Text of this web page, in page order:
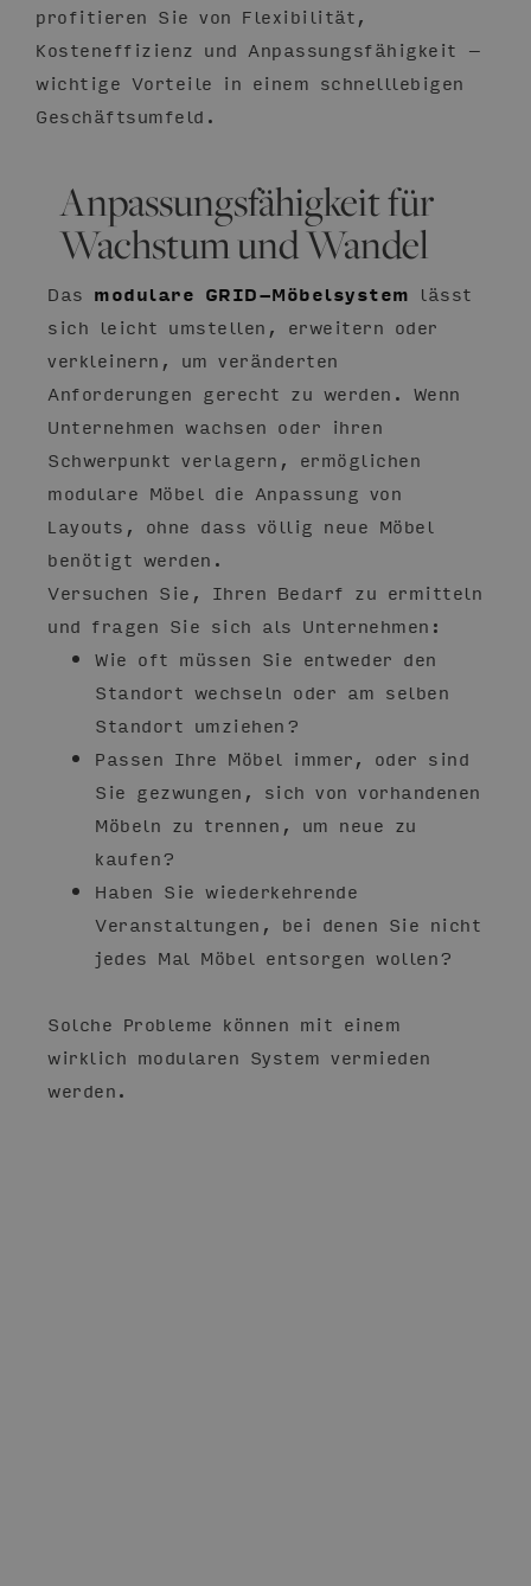
profitieren Sie von Flexibilität,
Kosteneffizienz und Anpassungsfähigkeit –
wichtige Vorteile in einem schnelllebigen
Geschäftsumfeld.
Anpassungsfähigkeit für
Wachstum und Wandel
Das modulare GRID-Möbelsystem lässt
sich leicht umstellen, erweitern oder
verkleinern, um veränderten
Anforderungen gerecht zu werden. Wenn
Unternehmen wachsen oder ihren
Schwerpunkt verlagern, ermöglichen
modulare Möbel die Anpassung von
Layouts, ohne dass völlig neue Möbel
benötigt werden.
Versuchen Sie, Ihren Bedarf zu ermitteln
und fragen Sie sich als Unternehmen:
Wie oft müssen Sie entweder den
Standort wechseln oder am selben
Standort umziehen?
Passen Ihre Möbel immer, oder sind
Sie gezwungen, sich von vorhandenen
Möbeln zu trennen, um neue zu
kaufen?
Haben Sie wiederkehrende
Veranstaltungen, bei denen Sie nicht
jedes Mal Möbel entsorgen wollen?
Solche Probleme können mit einem
wirklich modularen System vermieden
werden.